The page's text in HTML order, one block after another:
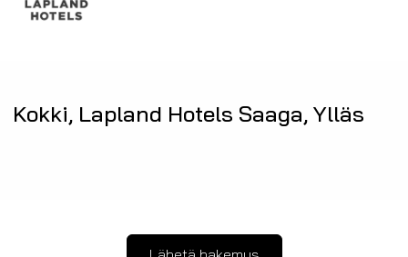
Kokki, Lapland Hotels Saaga, Ylläs